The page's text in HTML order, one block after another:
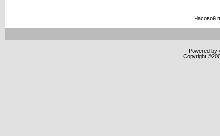
Часовой
Powered by
Copyright